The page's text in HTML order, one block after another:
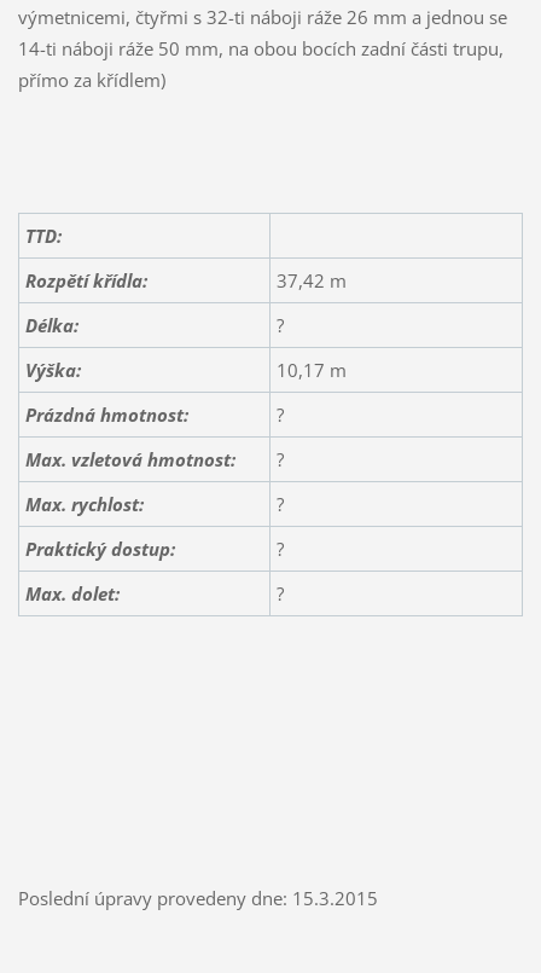
výmetnicemi, čtyřmi s 32-ti náboji ráže 26 mm a jednou se
14-ti náboji ráže 50 mm, na obou bocích zadní části trupu,
přímo za křídlem)
TTD:
Rozpětí křídla:
37,42 m
Délka:
?
Výška:
10,17 m
Prázdná hmotnost:
?
Max. vzletová hmotnost:
?
Max. rychlost:
?
Praktický dostup:
?
Max. dolet:
?
Poslední úpravy provedeny dne: 15.3.2015